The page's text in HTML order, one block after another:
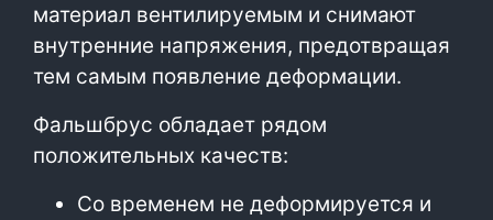
материал вентилируемым и снимают
внутренние напряжения, предотвращая
тем самым появление деформации.
Фальшбрус обладает рядом
положительных качеств:
Со временем не деформируется и